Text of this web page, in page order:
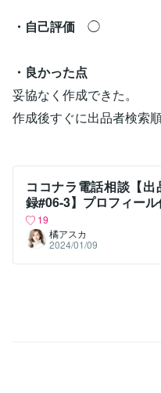
・自己評価 ◯
・良かった点
妥協なく作成できた。
作成後すぐに出品者検索
ココナラ電話相談【出
録#06-3】プロフィー
19
橘アスカ
2024/01/09